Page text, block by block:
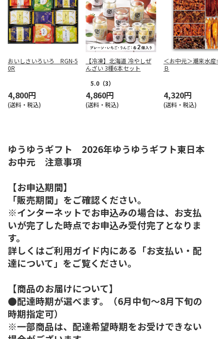
おいしさいろいろ RGN-5
0R
4,800円
(送料・税込)
【冷凍】北海道 冷やしぜ
んざい 3種6本セット
5.0 （3）
4,860円
(送料・税込)
＜お中元＞潮来水産
Ｂ
4,320円
(送料・税込)
ゆうゆうギフト 2026年ゆうゆうギフト東日本
お中元 注意事項
【お申込期間】
「販売期間」をご確認ください。
※インターネットでお申込みの場合は、お支払
いが完了した時点でお申込み受付完了となりま
す。
詳しくはご利用ガイド内にある「お支払い・配
達について」をご覧ください。
【商品のお届けについて】
●配達時期が選べます。（6月中旬～8月下旬の
時期指定可）
※一部商品は、配達希望時期をお受けできない